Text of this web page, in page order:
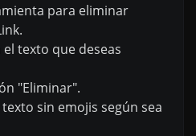
para eliminar
texto que deseas
"Eliminar".
sin emojis según sea